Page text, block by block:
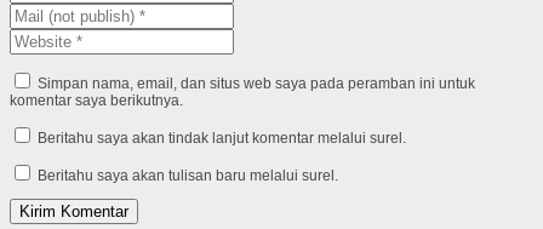
Simpan nama, email, dan situs web saya pada peramban ini untuk
komentar saya berikutnya.
Beritahu saya akan tindak lanjut komentar melalui surel.
Beritahu saya akan tulisan baru melalui surel.